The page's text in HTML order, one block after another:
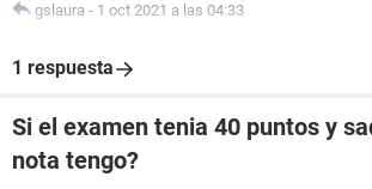
gslaura - 1 oct 2021 a las 04:33
1 respuesta
Si el examen tenia 40 puntos y
nota tengo?